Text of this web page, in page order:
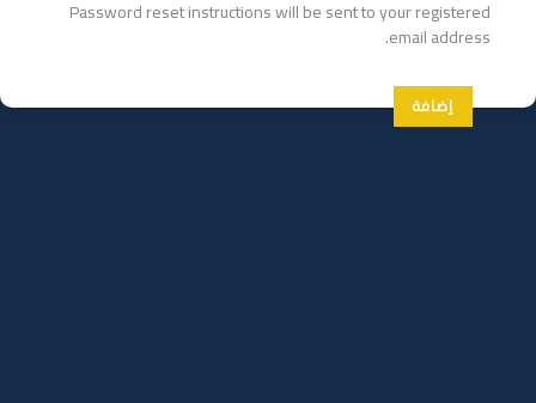
Password reset instructions will be sent to your registered
email address.